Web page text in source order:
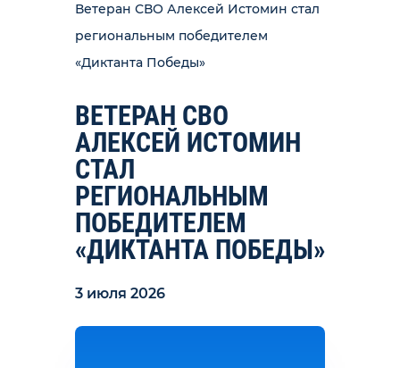
Ветеран СВО Алексей Истомин стал
региональным победителем
«Диктанта Победы»
ВЕТЕРАН СВО
АЛЕКСЕЙ ИСТОМИН
СТАЛ
РЕГИОНАЛЬНЫМ
ПОБЕДИТЕЛЕМ
«ДИКТАНТА ПОБЕДЫ»
3 июля 2026